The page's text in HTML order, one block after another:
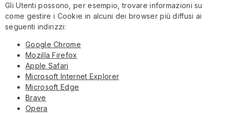
Gli Utenti possono, per esempio, trovare informazioni su
come gestire i Cookie in alcuni dei browser più diffusi ai
seguenti indirizzi:
Google Chrome
Mozilla Firefox
Apple Safari
Microsoft Internet Explorer
Microsoft Edge
Brave
Opera